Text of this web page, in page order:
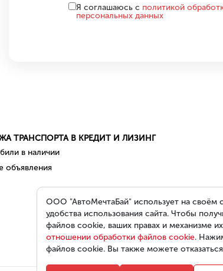
Я соглашаюсь с политикой
персональных данных
ТРАНСПОРТА В КРЕДИТ И ЛИЗИНГ
в наличии
объявления
ООО "АвтоМечтаБай" использует на своём
удобства использования сайта. Чтобы
файлов cookie, ваших правах и механизме
отношении обработки файлов cookie.
файлов cookie. Вы также можете